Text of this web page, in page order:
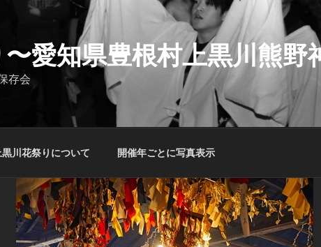
愛知県豊根村上黒川熊野
存会
黒川花祭りについて 開催年ごとに写真表示